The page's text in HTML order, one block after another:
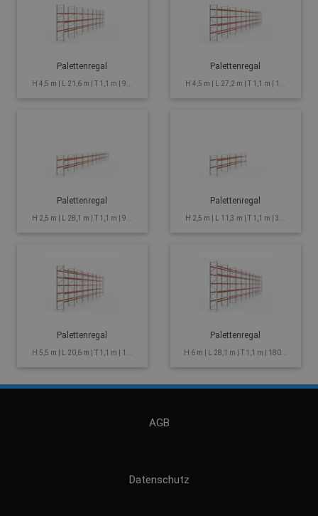
Palettenregal
H 4,5 m | L 21,6 m | T 1,1 m | 9...
Palettenregal
H 4,5 m | L 27,2 m | T 1,1 m | 1...
Palettenregal
H 2,5 m | L 28,1 m | T 1,1 m | 9...
Palettenregal
H 2,5 m | L 11,3 m | T 1,1 m | 3...
Palettenregal
H 5,5 m | L 20,6 m | T 1,1 m | 1...
Palettenregal
H 6 m | L 28,1 m | T 1,1 m | 180...
AGB
Datenschutz